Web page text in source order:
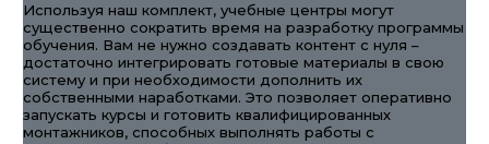
Используя наш комплект, учебные центры могут
существенно сократить время на разработку программы
обучения. Вам не нужно создавать контент с нуля –
достаточно интегрировать готовые материалы в свою
систему и при необходимости дополнить их
собственными наработками. Это позволяет оперативно
запускать курсы и готовить квалифицированных
монтажников, способных выполнять работы с